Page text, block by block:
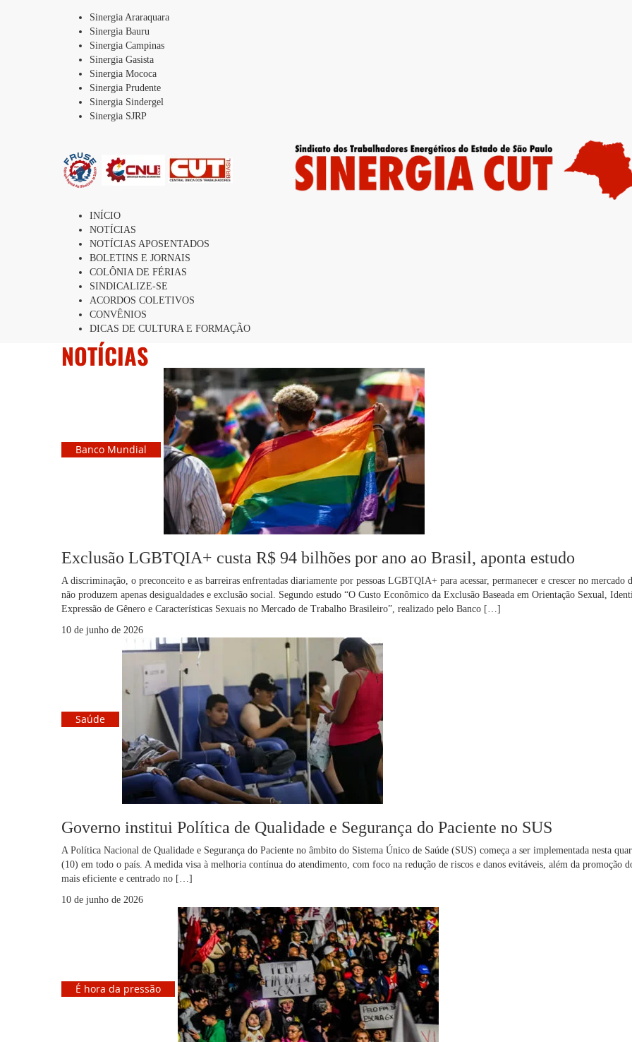
Sinergia Araraquara
Sinergia Bauru
Sinergia Campinas
Sinergia Gasista
Sinergia Mococa
Sinergia Prudente
Sinergia Sindergel
Sinergia SJRP
INÍCIO
NOTÍCIAS
NOTÍCIAS APOSENTADOS
BOLETINS E JORNAIS
COLÔNIA DE FÉRIAS
SINDICALIZE-SE
ACORDOS COLETIVOS
CONVÊNIOS
DICAS DE CULTURA E FORMAÇÃO
NOTÍCIAS
Banco Mundial
Exclusão LGBTQIA+ custa R$ 94 bilhões por ano ao Brasil, aponta estudo
A discriminação, o preconceito e as barreiras enfrentadas diariamente por pessoas LGBTQIA+ para acessar, permanecer e crescer no mercado
não produzem apenas desigualdades e exclusão social. Segundo estudo “O Custo Econômico da Exclusão Baseada em Orientação Sexual,
Expressão de Gênero e Características Sexuais no Mercado de Trabalho Brasileiro”, realizado pelo Banco […]
10 de junho de 2026
Saúde
Governo institui Política de Qualidade e Segurança do Paciente no SUS
A Política Nacional de Qualidade e Segurança do Paciente no âmbito do Sistema Único de Saúde (SUS) começa a ser implementada nesta
(10) em todo o país. A medida visa à melhoria contínua do atendimento, com foco na redução de riscos e danos evitáveis, além da promoção
mais eficiente e centrado no […]
10 de junho de 2026
É hora da pressão